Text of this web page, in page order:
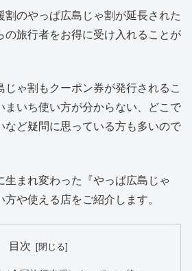
割のやっぱ広島じゃ割が延長された
の旅行者をお得に受け入れることが
ゃ割もクーポン券が発行されるこ
まいち使い方が分からない、どこで
など疑問に思っている方も多いので
生まれ変わった『やっぱ広島じゃ
や使える店をご紹介します。
目次